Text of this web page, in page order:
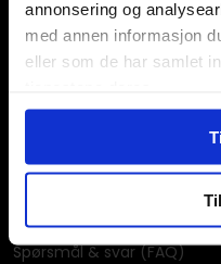
annonsering og
med annen informasjon
eller som de har samlet
Miniatyrspill
Puslespill
Rollespill
Tegneserier
Kontakt oss
Spørsmål & svar (FAQ)